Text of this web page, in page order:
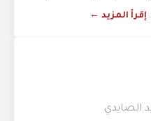
إقرأ المزيد ←
الصايدي